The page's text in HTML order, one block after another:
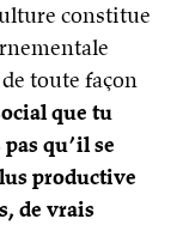
constitue
toute façon
que tu
qu’il se
productive
de vrais